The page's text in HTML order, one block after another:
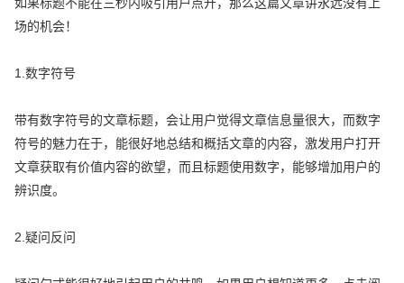
如果标题不能在三秒内吸引用户点开，那么这篇文章讲永远没有上
场的机会！
1.数字符号
带有数字符号的文章标题，会让用户觉得文章信息量很大，而数字
符号的魅力在于，能很好地总结和概括文章的内容，激发用户打开
文章获取有价值内容的欲望，而且标题使用数字，能够增加用户的
辨识度。
2.疑问反问